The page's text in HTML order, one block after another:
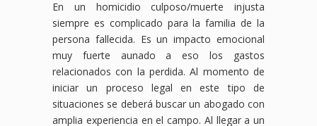
En un homicidio culposo/muerte injusta
siempre es complicado para la familia de la
persona fallecida. Es un impacto emocional
muy fuerte aunado a eso los gastos
relacionados con la perdida. Al momento de
iniciar un proceso legal en este tipo de
situaciones se deberá buscar un abogado con
amplia experiencia en el campo. Al llegar a un